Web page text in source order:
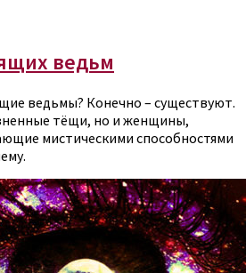
ведьм
ведьмы? Конечно – существуют.
тёщи, но и женщины,
мистическими способностями